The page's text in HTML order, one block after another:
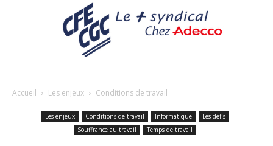
Accueil Les enjeux Conditions de travail
Les enjeux Conditions de travail Informatique
Les défis
Souffrance au travail
Temps de travail